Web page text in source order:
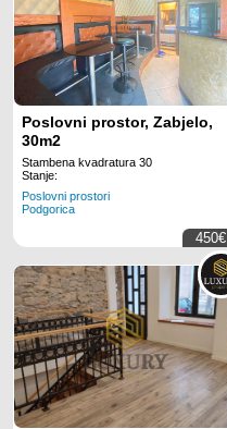
Poslovni prostor, Zabjelo,
30m2
Stambena kvadratura 30
Stanje:
Poslovni prostori
Podgorica
450€